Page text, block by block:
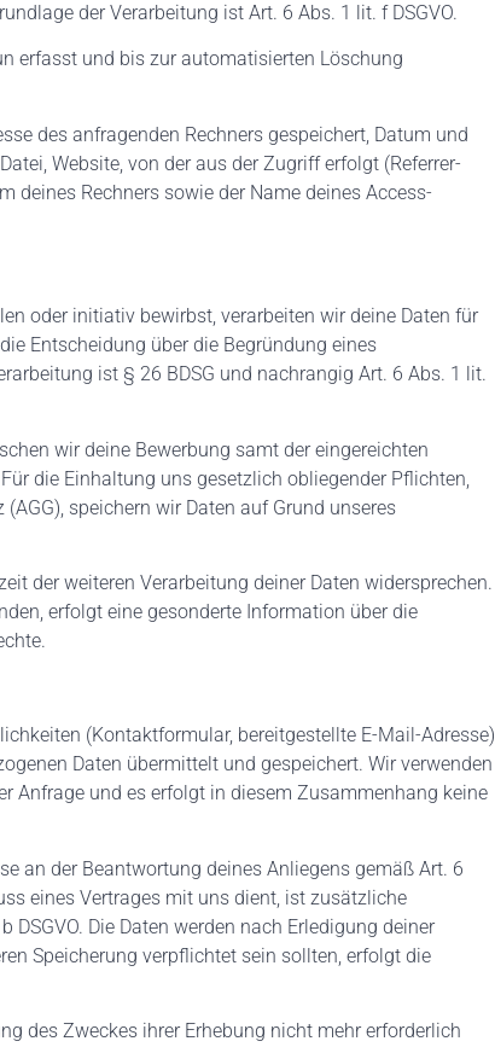
der Verarbeitung ist Art. 6 Abs. 1 lit. f DSGVO.
erfasst und bis zur automatisierten Löschung
des anfragenden Rechners gespeichert, Datum und
Website, von der aus der Zugriff erfolgt (Referrer-
deines Rechners sowie der Name deines Access-
oder initiativ bewirbst, verarbeiten wir deine Daten für
Entscheidung über die Begründung eines
ist § 26 BDSG und nachrangig Art. 6 Abs. 1 lit.
wir deine Bewerbung samt der eingereichten
die Einhaltung uns gesetzlich obliegender Pflichten,
speichern wir Daten auf Grund unseres
der weiteren Verarbeitung deiner Daten widersprechen.
erfolgt eine gesonderte Information über die
(Kontaktformular, bereitgestellte E-Mail-Adresse)
Daten übermittelt und gespeichert. Wir verwenden
Anfrage und es erfolgt in diesem Zusammenhang keine
an der Beantwortung deines Anliegens gemäß Art. 6
eines Vertrages mit uns dient, ist zusätzliche
Die Daten werden nach Erledigung deiner
Speicherung verpflichtet sein sollten, erfolgt die
des Zweckes ihrer Erhebung nicht mehr erforderlich